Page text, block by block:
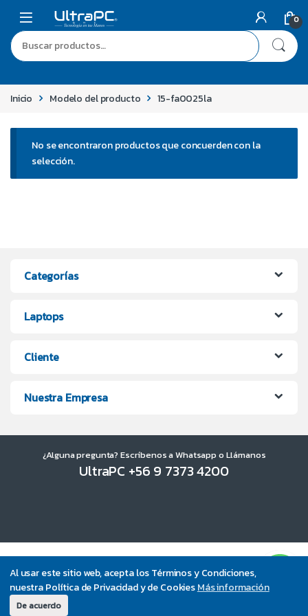
Al usar este sitio web, acepta los Términos y Condiciones,
nuestra Política de Privacidad y de CookiesMás información
De acuerdo
0
Inicio Modelo del producto 15-fa0025la
No se encontraron productos que concuerden con la
selección.
Categorías
Laptops
Cliente
Nuestra Empresa
¿Alguna pregunta? Escríbenos a Whatsapp o Llámanos
UltraPC +56 9 7373 4200